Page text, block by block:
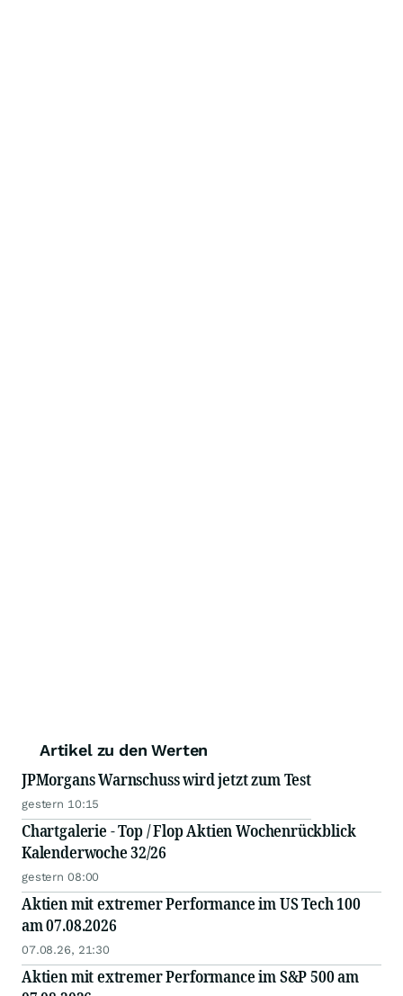
Artikel zu den Werten
JPMorgans Warnschuss wird jetzt zum Test
gestern 10:15
Chartgalerie - Top / Flop Aktien Wochenrückblick
Kalenderwoche 32/26
gestern 08:00
Aktien mit extremer Performance im US Tech 100
am 07.08.2026
07.08.26, 21:30
Aktien mit extremer Performance im S&P 500 am